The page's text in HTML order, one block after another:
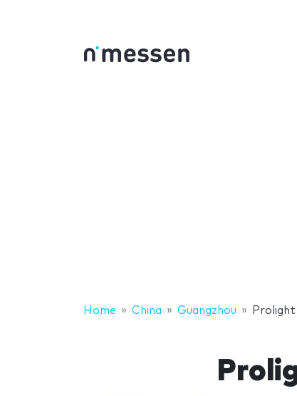
Home China Guangzhou Prolight